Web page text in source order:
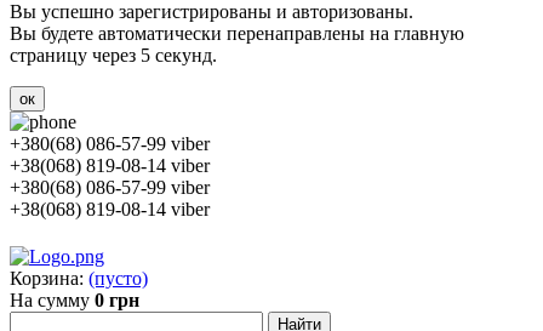
Вы успешно зарегистрированы и авторизованы.
Вы будете автоматически перенаправлены на главную
страницу через 5 секунд.
ок
+380(68) 086-57-99 viber
+38(068) 819-08-14 viber
+380(68) 086-57-99 viber
+38(068) 819-08-14 viber
Корзина: (пусто)
На сумму 0 грн